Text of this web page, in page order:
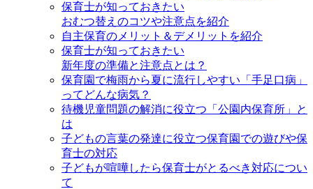
保育士が知っておきたい
おむつ替えのコツや注意点を紹介
自主保育のメリット＆デメリットを紹介
保育士が知っておきたい
新年度の準備と注意点とは？
保育園で梅雨から夏に流行しやすい「手足口病」
ってどんな病気？
待機児童問題の解消に役立つ「公園内保育所」と
は
子どもの言葉の発達に役立つ保育園での遊びや保
育士の対応
子どもが喧嘩したら保育士がとるべき対応につい
て